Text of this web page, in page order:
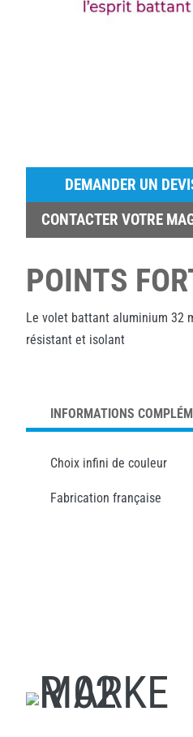
DEMANDER UN
CONTACTER VOTRE
POINTS
Le volet battant aluminium 32
résistant et isolant
INFORMATIONS
Choix infini de couleur
Fabrication française